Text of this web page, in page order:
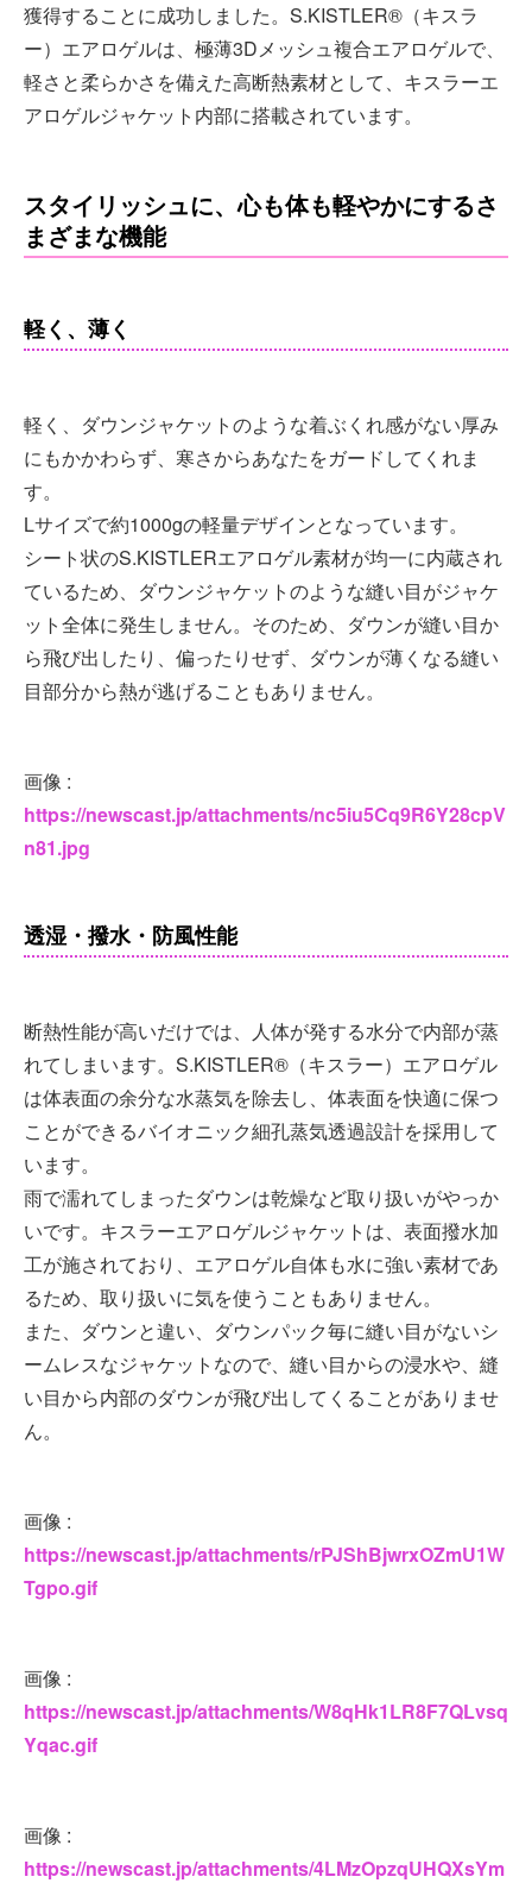
獲得することに成功しました。S.KISTLER®（キスラ
ー）エアロゲルは、極薄3Dメッシュ複合エアロゲルで、
軽さと柔らかさを備えた高断熱素材として、キスラーエ
アロゲルジャケット内部に搭載されています。
スタイリッシュに、心も体も軽やかにするさ
まざまな機能
軽く、薄く
軽く、ダウンジャケットのような着ぶくれ感がない厚み
にもかかわらず、寒さからあなたをガードしてくれま
す。
Lサイズで約1000gの軽量デザインとなっています。
シート状のS.KISTLERエアロゲル素材が均一に内蔵され
ているため、ダウンジャケットのような縫い目がジャケ
ット全体に発生しません。そのため、ダウンが縫い目か
ら飛び出したり、偏ったりせず、ダウンが薄くなる縫い
目部分から熱が逃げることもありません。
画像 :
https://newscast.jp/attachments/nc5iu5Cq9R6Y28cpV
n81.jpg
透湿・撥水・防風性能
断熱性能が高いだけでは、人体が発する水分で内部が蒸
れてしまいます。S.KISTLER®（キスラー）エアロゲル
は体表面の余分な水蒸気を除去し、体表面を快適に保つ
ことができるバイオニック細孔蒸気透過設計を採用して
います。
雨で濡れてしまったダウンは乾燥など取り扱いがやっか
いです。キスラーエアロゲルジャケットは、表面撥水加
工が施されており、エアロゲル自体も水に強い素材であ
るため、取り扱いに気を使うこともありません。
また、ダウンと違い、ダウンパック毎に縫い目がないシ
ームレスなジャケットなので、縫い目からの浸水や、縫
い目から内部のダウンが飛び出してくることがありませ
ん。
画像 :
https://newscast.jp/attachments/rPJShBjwrxOZmU1W
Tgpo.gif
画像 :
https://newscast.jp/attachments/W8qHk1LR8F7QLvsq
Yqac.gif
画像 :
https://newscast.jp/attachments/4LMzOpzqUHQXsYm